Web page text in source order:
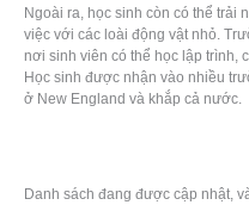
Ngoài ra, học sinh còn có thể trải
việc với các loài động vật nhỏ.
nơi sinh viên có thể học lập trình,
Học sinh được nhận vào nhiều
ở New England và khắp cả nước.
Danh sách đang được cập nhật,